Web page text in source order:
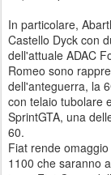
In particolare,
Castello Dyck con
dell'attuale ADAC
Romeo sono
dell'anteguerra, la
con telaio tubolare
SprintGTA, una
60.
Fiat rende
1100 che saranno